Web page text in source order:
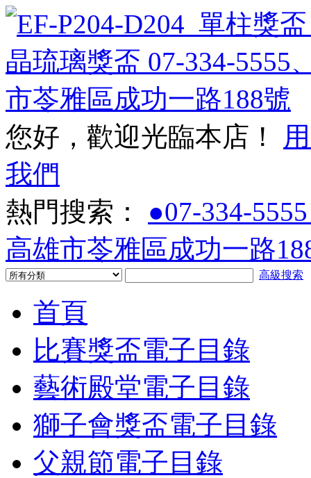
您好，歡迎光臨本店！
我們
熱門搜索： ●07-334-
高雄市苓雅區成功一路
高級搜索
首頁
比賽獎盃電子目錄
藝術殿堂電子目錄
獅子會獎盃電子目錄
父親節電子目錄